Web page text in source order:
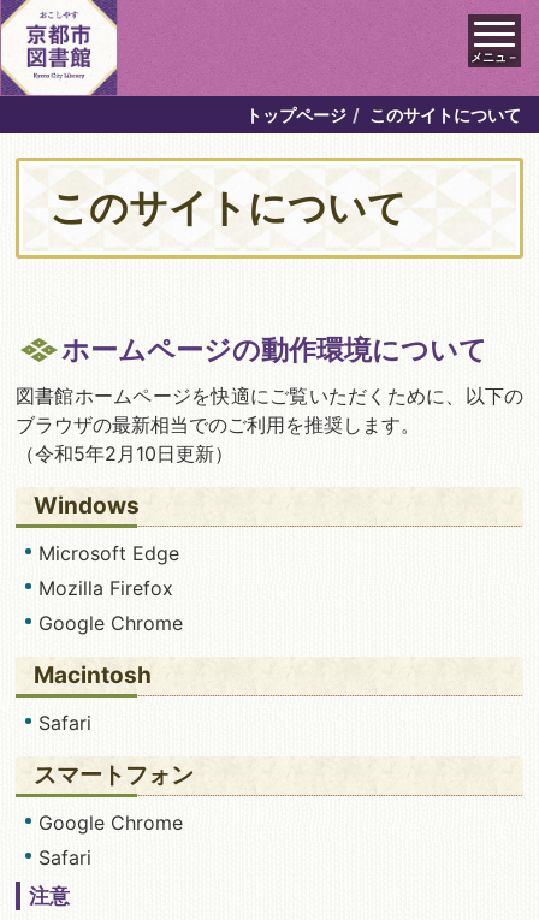
メニュ－
トップページ このサイトについて
このサイトについて
ホームページの動作環境について
図書館ホームページを快適にご覧いただくために、以下の
ブラウザの最新相当でのご利用を推奨します。
（令和5年2月10日更新）
Windows
Microsoft Edge
Mozilla Firefox
Google Chrome
Macintosh
Safari
スマートフォン
Google Chrome
Safari
注意